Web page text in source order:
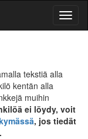
tekstiä alla
kentän alla
muihin
ei löydy, voit
, jos tiedät